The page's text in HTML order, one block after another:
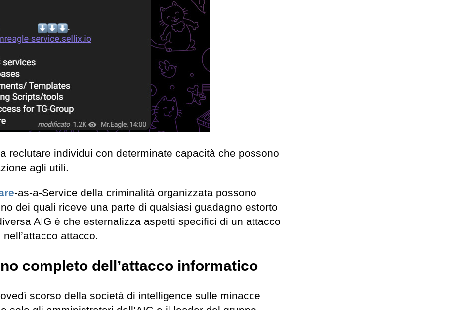
reclutare individui con determinate capacità che possono
agli utili.
-as-a-Service della criminalità organizzata possono
dei quali riceve una parte di qualsiasi guadagno estorto
AIG è che esternalizza aspetti specifici di un attacco
attacco.
completo dell’attacco informatico
scorso della società di intelligence sulle minacce